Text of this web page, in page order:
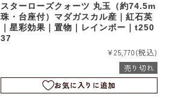
スターローズクォーツ 丸玉（約74.5m
珠・台座付）マダガスカル産｜紅石英
｜星彩効果｜置物｜レインボー｜t250
37
¥25,770(税込)
売り切れ
お気に入りに追加